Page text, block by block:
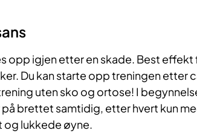
opp igjen etter en skade. Best
Du kan starte opp treningen etter
uten sko og ortose! I
brettet samtidig, etter hvert kun
og lukkede øyne.